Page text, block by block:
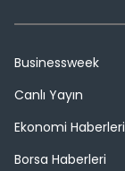
Businessweek
Canlı Yayın
Ekonomi Haberleri
Borsa Haberleri